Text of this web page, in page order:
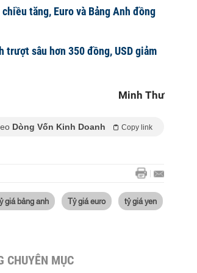
tăng, Euro và Bảng Anh đồng
trượt sâu hơn 350 đồng, USD giảm
Minh Thư
Dòng Vốn Kinh Doanh Copy link
giá bảng anh Tỷ giá euro tỷ giá yen
CHUYÊN MỤC